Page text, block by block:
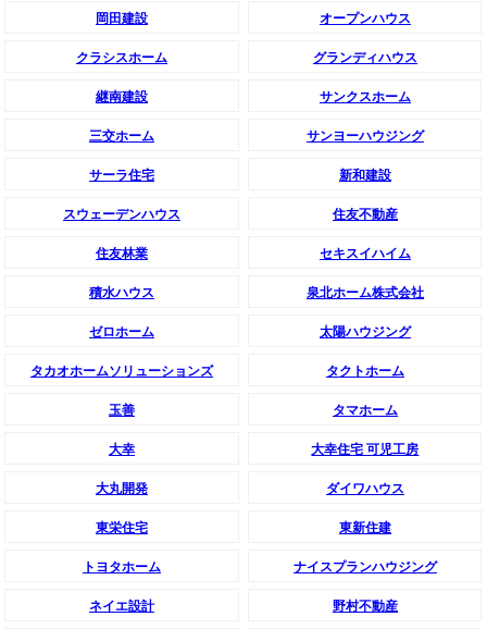
岡田建設 オープンハウス
クラシスホーム グランディハウス
継南建設 サンクスホーム
三交ホーム サンヨーハウジング
サーラ住宅 新和建設
スウェーデンハウス 住友不動産
住友林業 セキスイハイム
積水ハウス 泉北ホーム株式会社
ゼロホーム 太陽ハウジング
タカオホームソリューションズ タクトホーム
玉善 タマホーム
大幸 大幸住宅 可児工房
大丸開発 ダイワハウス
東栄住宅 東新住建
トヨタホーム ナイスプランハウジング
ネイエ設計 野村不動産